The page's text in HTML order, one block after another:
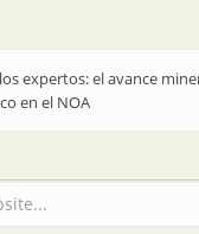
expertos: el avance
en el NOA